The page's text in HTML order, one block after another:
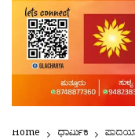
Home ಧಾರ್ಮಿಕ